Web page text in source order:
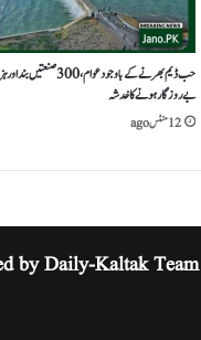
حب ڈیم بھرنے کے باوجود
بے روزگار ہونے کا خدشہ
12 منٹس ago
by Daily-Kaltak Team